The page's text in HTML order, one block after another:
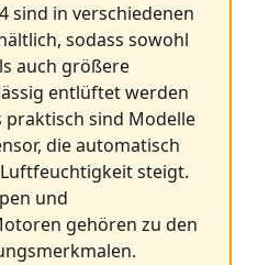
sind in verschiedenen
sodass sowohl
auch größere
entlüftet werden
praktisch sind Modelle
die automatisch
steigt.
und
gehören zu den